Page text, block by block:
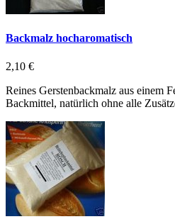
Backmalz hocharomatisch
2,10 €
Reines Gerstenbackmalz aus einem
Backmittel, natürlich ohne alle